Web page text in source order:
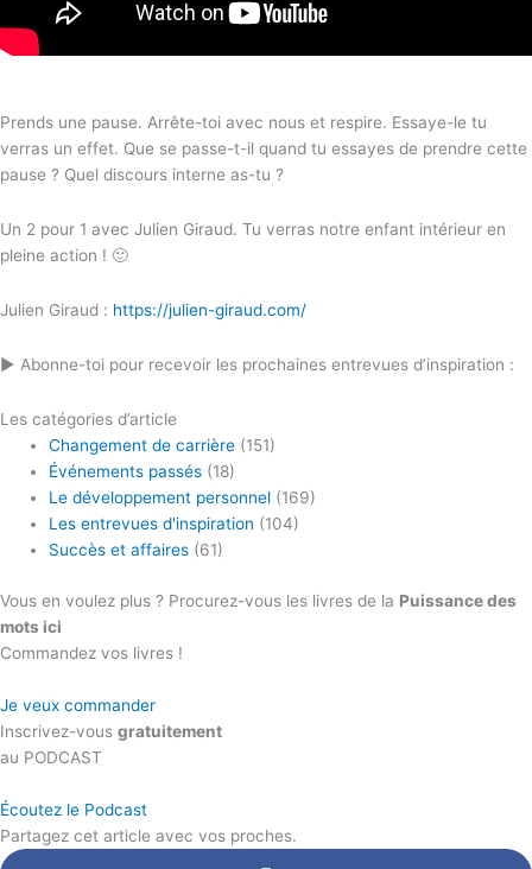
Prends une pause. Arrête-toi avec nous et respire. Essaye-le tu
verras un effet. Que se passe-t-il quand tu essayes de prendre cette
pause ? Quel discours interne as-tu ?
Un 2 pour 1 avec Julien Giraud. Tu verras notre enfant intérieur en
pleine action ! 🙂
Julien Giraud : https://julien-giraud.com/
► Abonne-toi pour recevoir les prochaines entrevues d’inspiration :
Les catégories d’article
Changement de carrière (151)
Événements passés (18)
Le développement personnel (169)
Les entrevues d'inspiration (104)
Succès et affaires (61)
Vous en voulez plus ? Procurez-vous les livres de la Puissance des
mots ici
Commandez vos livres !
Je veux commander
Inscrivez-vous gratuitement
au PODCAST
Écoutez le Podcast
Partagez cet article avec vos proches.